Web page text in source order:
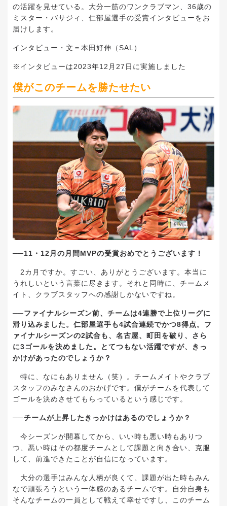
の活躍を見せている。大分一筋のワンクラブマン、 36歳の
ミスター・バサジィ、仁部屋選手の受賞インタビューをお
届けします。
インタビュー・文＝本田好伸（SAL ）
※ インタビューは2023年12 月 27 日に実施しました
僕がこのチームを勝たせたい
──11 ・ 12 月の月間 MVPの受賞おめでとうございます！
2カ月ですか。すごい、ありがとうございます。本当に
うれしいという言葉に尽きます。それと同時に、チームメ
イト、クラブスタッフへの感謝しかないですね。
──ファイナルシーズン前、チームは4連勝で上位リーグに
滑り込みました。仁部屋選手も4試合連続でかつ8得点。フ
ァイナルシーズンの2試合も、名古屋、町田を破り、さら
に3ゴールを決めました。とてつもない活躍ですが、きっ
かけがあったのでしょうか？
特に、なにもありません（笑）。チームメイトやクラブ
スタッフのみなさんのおかげです。僕がチームを代表して
ゴールを決めさせてもらっているという感じです。
──チームが上昇したきっかけはあるのでしょうか？
今シーズンが開幕してから、いい時も悪い時もありつ
つ、悪い時はその都度チームとして課題と向き合い、克服
して、前進できたことが自信になっています。
大分の選手はみんな人柄が良くて、課題が出た時もみん
なで頑張ろうという一体感のあるチームです。自分自身も
そんなチームの一員として戦えて幸せですし、このチーム